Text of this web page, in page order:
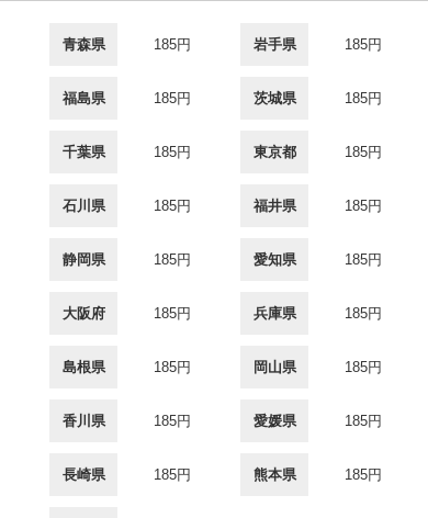
青森県 185円 岩手県 185円
福島県 185円 茨城県 185円
千葉県 185円 東京都 185円
石川県 185円 福井県 185円
静岡県 185円 愛知県 185円
大阪府 185円 兵庫県 185円
島根県 185円 岡山県 185円
香川県 185円 愛媛県 185円
長崎県 185円 熊本県 185円